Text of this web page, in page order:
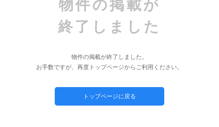
物件の掲載が
終了しました
物件の掲載が終了しました。
お手数ですが、再度トップページからご利用ください。
トップページに戻る